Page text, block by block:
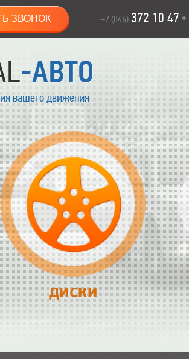
ЗВОНОК +7 (846) 372 10 47 •
вашего движения
ДИСКИ